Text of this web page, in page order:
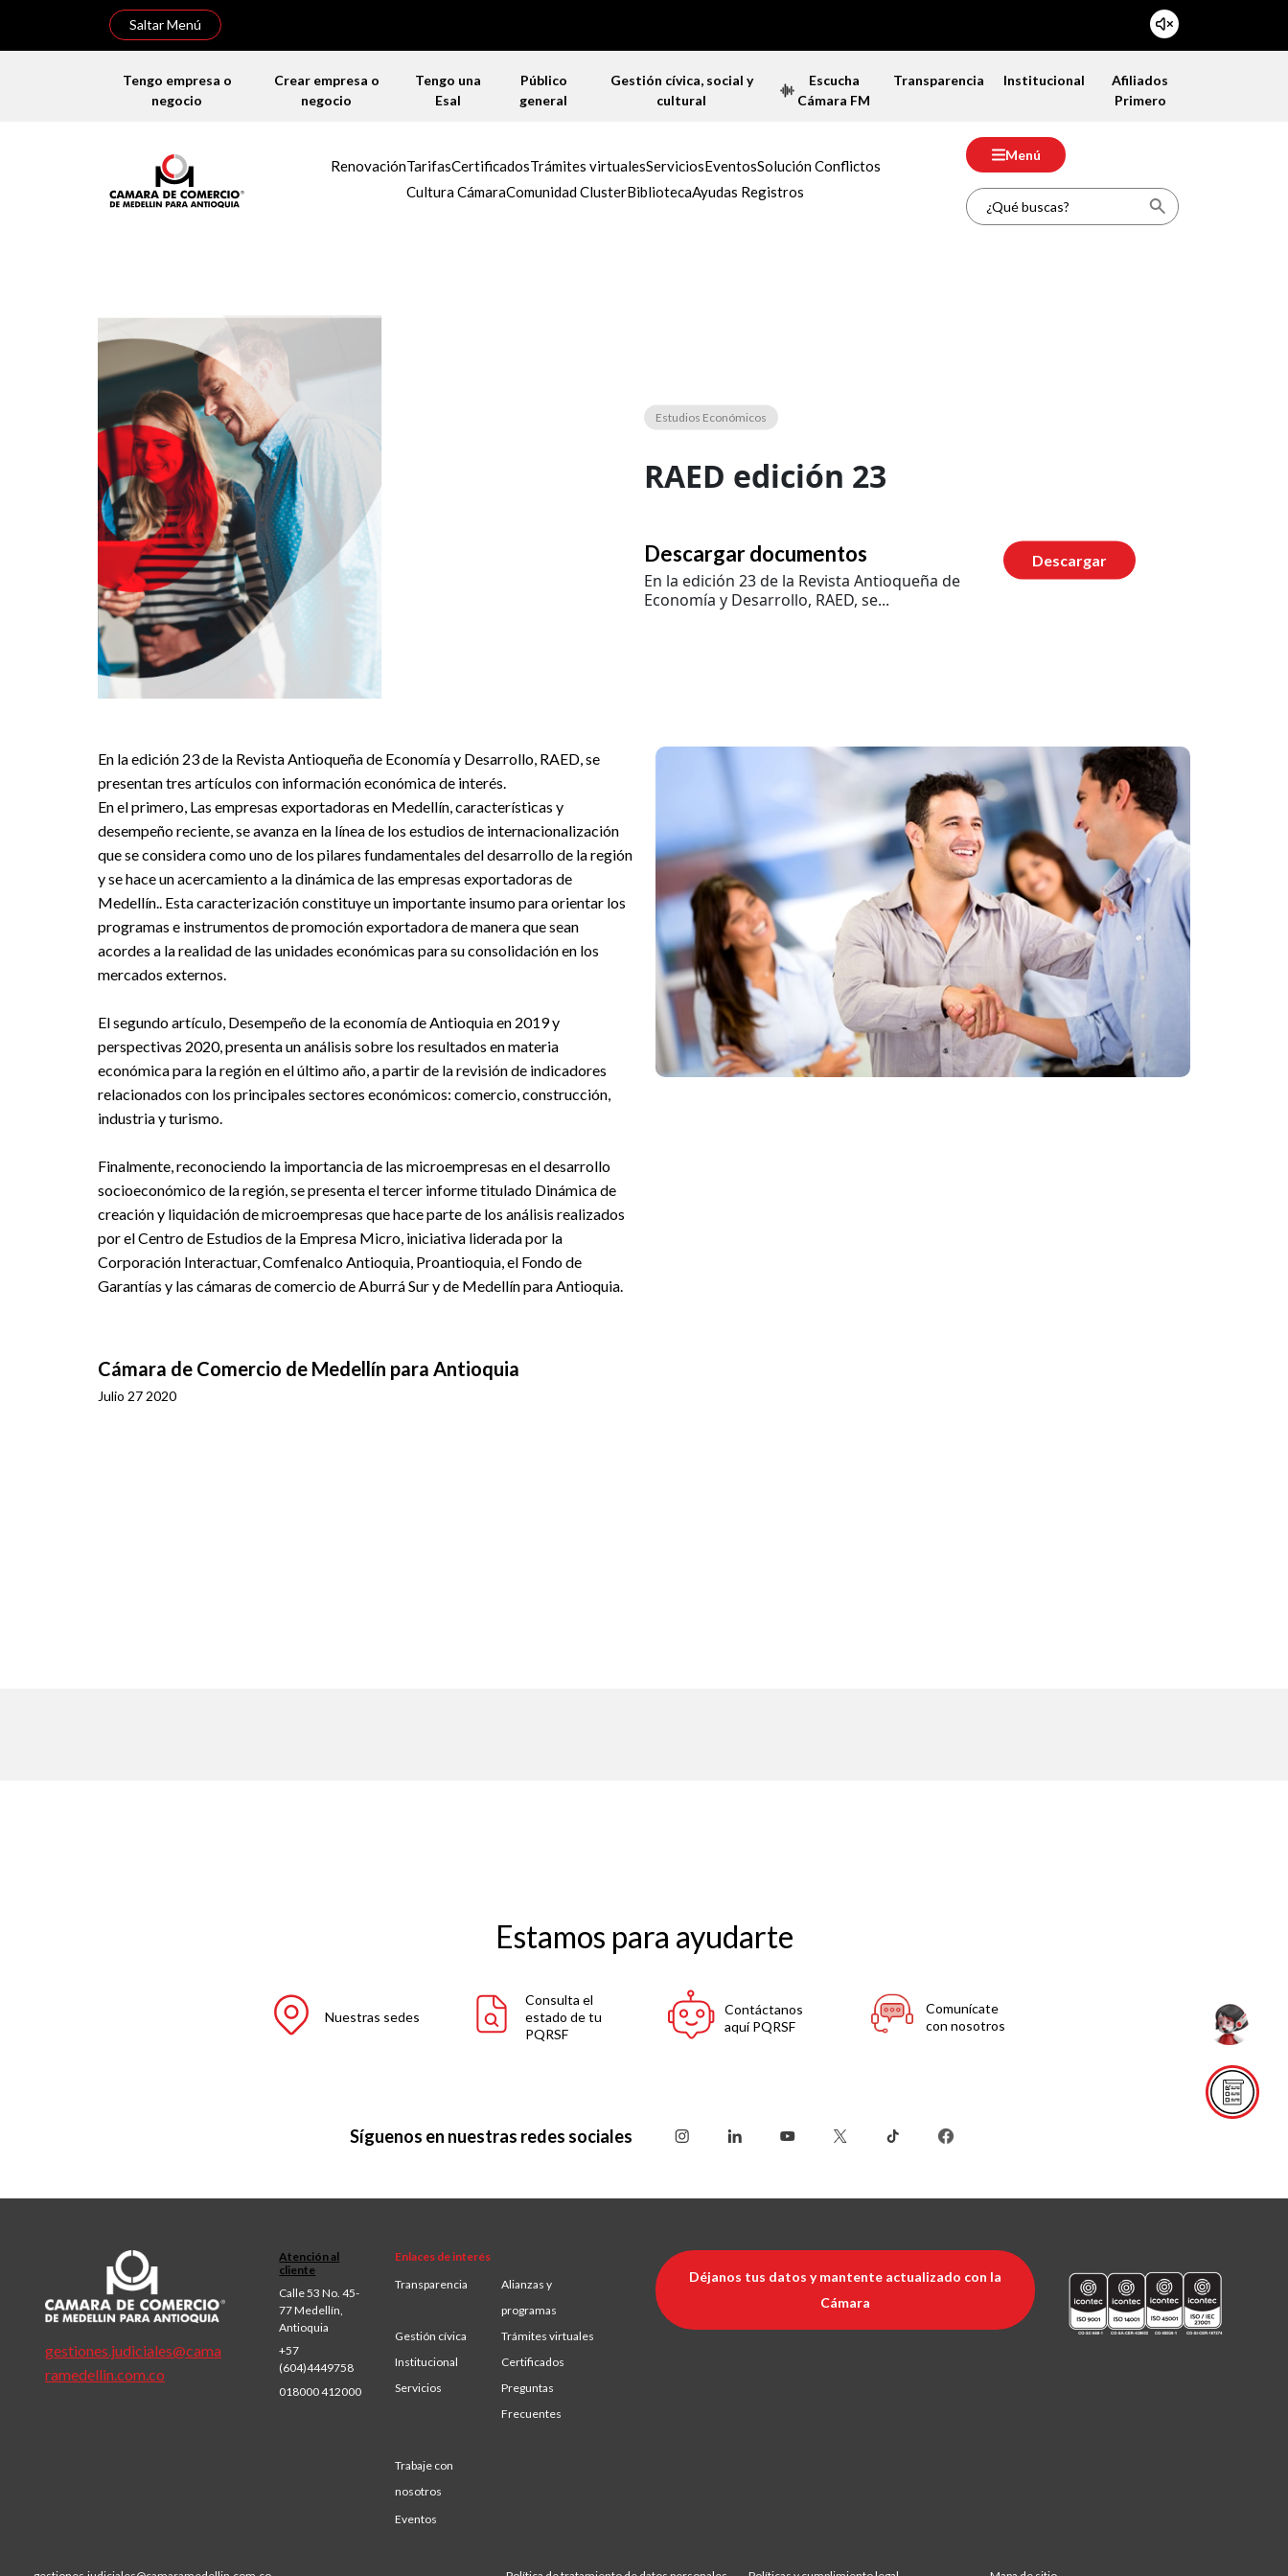
Saltar Menú
Tengo empresa o
negocio
Crear empresa o
negocio
Tengo una
Esal
Público
general
Gestión cívica, social y
cultural
Escucha
Cámara FM
Transparencia Institucional
Afiliados
Primero
RenovaciónTarifasCertificadosTrámites virtualesServiciosEventosSolución Conflictos
Cultura CámaraComunidad ClusterBibliotecaAyudas Registros
Menú
Estudios Económicos
RAED edición 23
Descargar documentos
En la edición 23 de la Revista Antioqueña de
Economía y Desarrollo, RAED, se...
Descargar
En la edición 23 de la Revista Antioqueña de Economía y Desarrollo, RAED, se
presentan tres artículos con información económica de interés.
En el primero, Las empresas exportadoras en Medellín, características y
desempeño reciente, se avanza en la línea de los estudios de internacionalización
que se considera como uno de los pilares fundamentales del desarrollo de la región
y se hace un acercamiento a la dinámica de las empresas exportadoras de
Medellín.. Esta caracterización constituye un importante insumo para orientar los
programas e instrumentos de promoción exportadora de manera que sean
acordes a la realidad de las unidades económicas para su consolidación en los
mercados externos.
El segundo artículo, Desempeño de la economía de Antioquia en 2019 y
perspectivas 2020, presenta un análisis sobre los resultados en materia
económica para la región en el último año, a partir de la revisión de indicadores
relacionados con los principales sectores económicos: comercio, construcción,
industria y turismo.
Finalmente, reconociendo la importancia de las microempresas en el desarrollo
socioeconómico de la región, se presenta el tercer informe titulado Dinámica de
creación y liquidación de microempresas que hace parte de los análisis realizados
por el Centro de Estudios de la Empresa Micro, iniciativa liderada por la
Corporación Interactuar, Comfenalco Antioquia, Proantioquia, el Fondo de
Garantías y las cámaras de comercio de Aburrá Sur y de Medellín para Antioquia.
Cámara de Comercio de Medellín para Antioquia
Julio 27 2020
Estamos para ayudarte
Nuestras sedes
Consulta el
estado de tu
PQRSF
Contáctanos
aquí PQRSF
Comunícate
con nosotros
Síguenos en nuestras redes sociales
gestiones.judiciales@cama
ramedellin.com.co
Atención al
cliente
Calle 53 No. 45-
77 Medellín,
Antioquia
+57
(604)4449758
018000 412000
Enlaces de interés
Transparencia
Alianzas y
programas
Gestión cívica
Trámites virtuales
Institucional
Certificados
Servicios
Preguntas
Frecuentes
Trabaje con
nosotros
Eventos
Déjanos tus datos y mantente actualizado con la
Cámara